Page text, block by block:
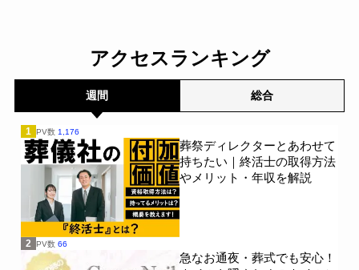
アクセスランキング
週間 総合
1 PV数 1,176
葬祭ディレクターとあわせて
持ちたい｜終活士の取得方法
やメリット・年収を解説
2 PV数 66
急なお通夜・葬式でも安心！